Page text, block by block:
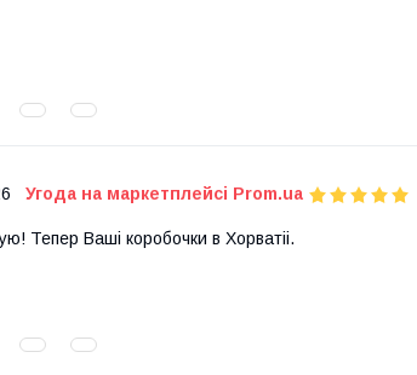
Угода на маркетплейсі Prom.ua
Тепер Ваші коробочки в Хорватіі.